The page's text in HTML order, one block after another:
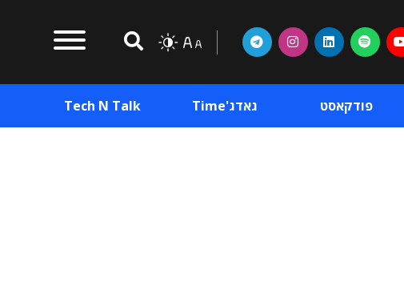
פודקאסט גאדג'Time Tech N Talk